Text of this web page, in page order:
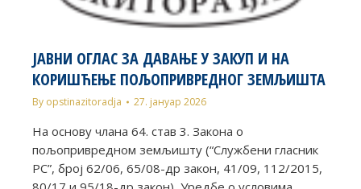
ЈАВНИ ОГЛАС ЗА ДАВАЊЕ У ЗАКУП И НА
КОРИШЋЕЊЕ ПОЉОПРИВРЕДНОГ ЗЕМЉИШТА
By opstinazitoradja 27. јануар 2026
На основу члана 64. став 3. Закона о
пољопривредном земљишту (“Службени гласник
РС”, број 62/06, 65/08-др закон, 41/09, 112/2015,